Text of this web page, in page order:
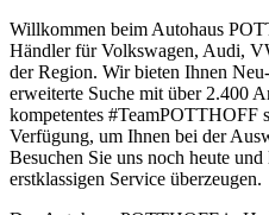
Willkommen beim Autohaus
Händler für Volkswagen, Audi,
der Region. Wir bieten Ihnen
erweiterte Suche mit über 2.400
kompetentes #TeamPOTTHOFF
Verfügung, um Ihnen bei der
Besuchen Sie uns noch heute
erstklassigen Service überzeugen.